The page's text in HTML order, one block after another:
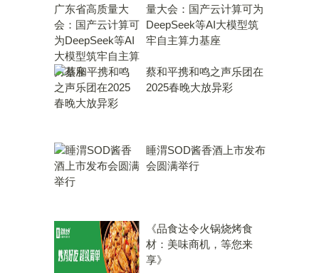
量大会：国产云计算可为
DeepSeek等AI大模型筑
牢自主算力基座
蔡和平携和鸣之声乐团在
2025春晚大放异彩
睡渭SOD酱香酒上市发布
会圆满举行
《品食达令火锅烧烤食
材：美味商机，等您来
享》